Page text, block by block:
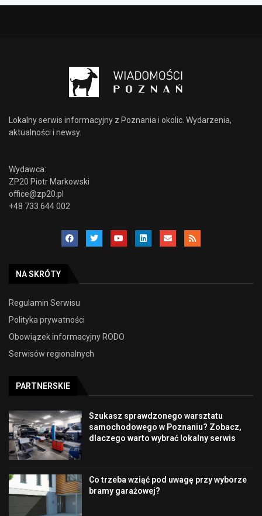
Lokalny serwis informacyjny z Poznania i okolic. Wydarzenia,
aktualności i newsy.
Wydawca:
ZP20 Piotr Markowski
office@zp20.pl
+48 733 644 002
NA SKRÓTY
Regulamin Serwisu
Polityka prywatności
Obowiązek informacyjny RODO
Serwisów regionalnych
PARTNERSKIE
Szukasz sprawdzonego warsztatu
samochodowego w Poznaniu? Zobacz,
dlaczego warto wybrać lokalny serwis
Co trzeba wziąć pod uwagę przy wyborze
bramy garażowej?